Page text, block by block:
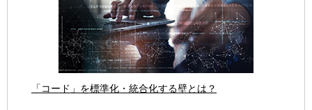
「コード」を標準化・統合化する壁とは？